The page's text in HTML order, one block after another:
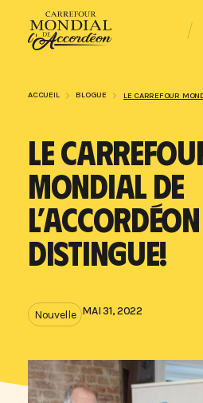
ACCUEIL BLOGUE
LE
MONDIAL DE
DISTINGUE!
Nouvelle MAI 31, 2022